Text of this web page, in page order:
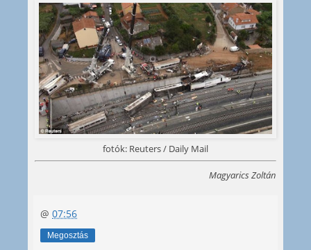
fotók: Reuters / Daily Mail
Magyarics Zoltán
@ 07:56
Megosztás